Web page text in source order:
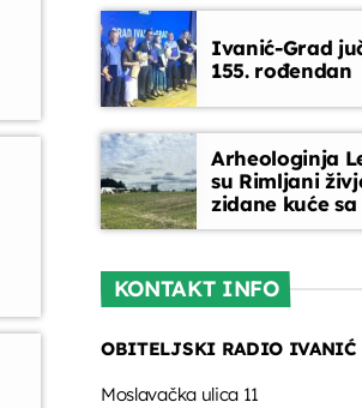
Ivanić-Grad
155. rođendan
Arheologinja
su Rimljani
zidane kuće
oslikanim
KONTAKT INFO
OBITELJSKI RADIO IVANIĆ
Moslavačka ulica 11